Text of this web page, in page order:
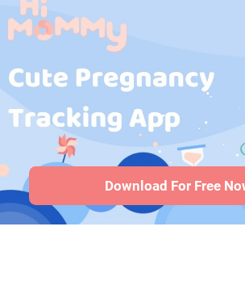
Medikamente
während der
Schwangerschaft·
Gesundheitsprobleme
bei Babys·Artikel ·
Redaktionelle
RichtlinieDownload For Free